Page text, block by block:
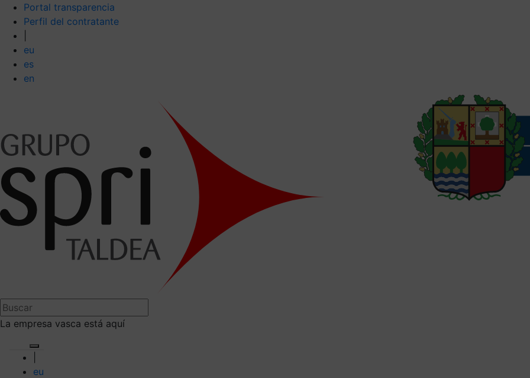
Portal transparencia
Perfil del contratante
eu
es
en
La empresa vasca está aquí
eu